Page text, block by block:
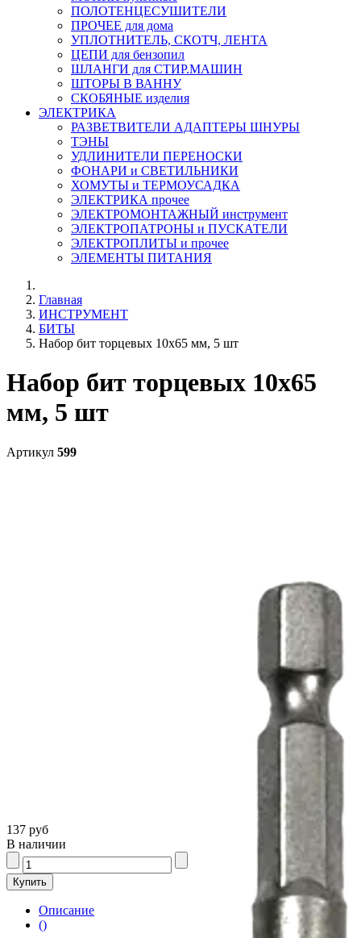
ПОЛОТЕНЦЕСУШИТЕЛИ
ПРОЧЕЕ для дома
УПЛОТНИТЕЛЬ, СКОТЧ, ЛЕНТА
ЦЕПИ для бензопил
ШЛАНГИ для СТИР.МАШИН
ШТОРЫ В ВАННУ
СКОБЯНЫЕ изделия
ЭЛЕКТРИКА
РАЗВЕТВИТЕЛИ АДАПТЕРЫ ШНУРЫ
ТЭНЫ
УДЛИНИТЕЛИ ПЕРЕНОСКИ
ФОНАРИ и СВЕТИЛЬНИКИ
ХОМУТЫ и ТЕРМОУСАДКА
ЭЛЕКТРИКА прочее
ЭЛЕКТРОМОНТАЖНЫЙ инструмент
ЭЛЕКТРОПАТРОНЫ и ПУСКАТЕЛИ
ЭЛЕКТРОПЛИТЫ и прочее
ЭЛЕМЕНТЫ ПИТАНИЯ
Главная
ИНСТРУМЕНТ
БИТЫ
Набор бит торцевых 10x65 мм, 5 шт
Набор бит торцевых 10x65
мм, 5 шт
Артикул 599
137 руб
В наличии
Описание
()